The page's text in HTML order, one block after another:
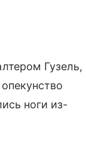
Гузель,
ноги из-